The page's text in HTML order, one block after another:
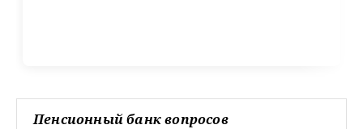
Пенсионный банк вопросов